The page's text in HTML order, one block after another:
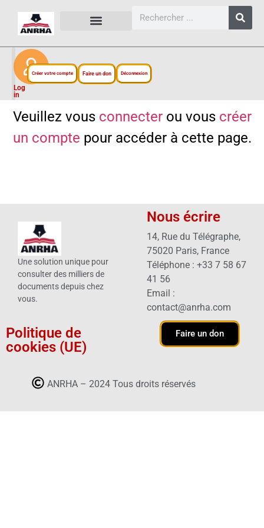
Log
in
Créer votre compte Faire un don Déconnexion
Veuillez vous connecterou vous créer
un compte pour accéder à cette page.
Une solution unique pour
consulter des milliers de
documents depuis chez
vous.
Politique de
cookies (UE)
Nous écrire
14, Rue du Télégraphe,
75020 Paris, France
Téléphone : +33 7 58 67
41 56
Email :
contact@anrha.com
Faire un don
ANRHA – 2024 Tous droits réservés